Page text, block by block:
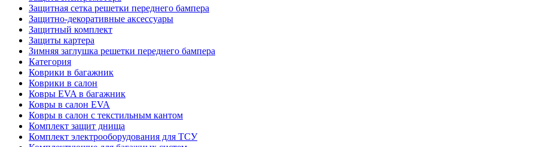
Защитная сетка решетки переднего бампера
Защитно-декоративные аксессуары
Защитный комплект
Защиты картера
Зимняя заглушка решетки переднего бампера
Категория
Коврики в багажник
Коврики в салон
Ковры EVA в багажник
Ковры в салон EVA
Ковры в салон с текстильным кантом
Комплект защит днища
Комплект электрооборудования для ТСУ